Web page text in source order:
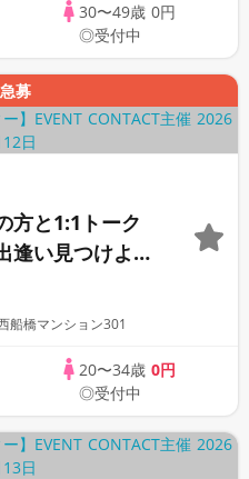
30〜49歳 0円
◎受付中
募
方と1:1トーク
逢い見つけよう
船橋マンション301
20〜34歳 0円
◎受付中